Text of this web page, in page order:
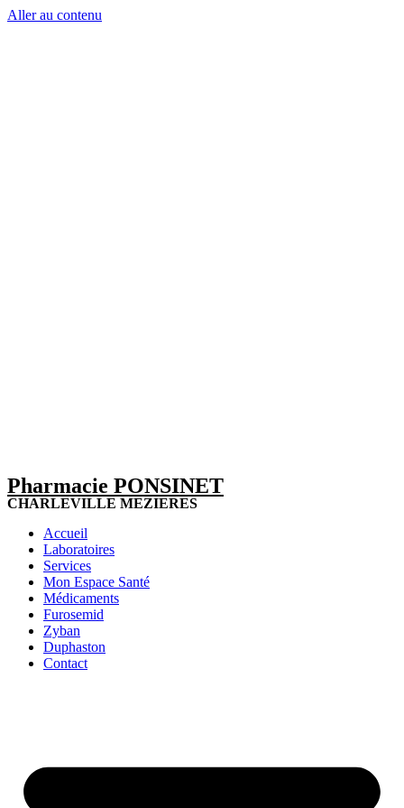
Aller au contenu
Pharmacie PONSINET
CHARLEVILLE MEZIERES
Accueil
Laboratoires
Services
Mon Espace Santé
Médicaments
Furosemid
Zyban
Duphaston
Contact